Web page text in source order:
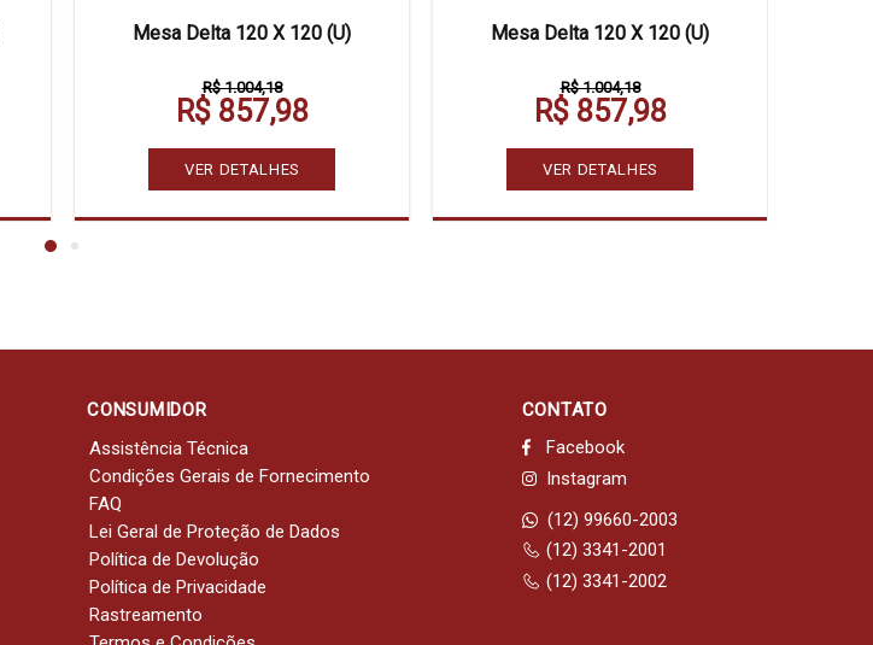
Mesa Delta 120 X 120 (U)
R$ 1.004,18
R$ 857,98
VER DETALHES
Mesa Delta 120 X 120 (U)
R$ 1.004,18
R$ 857,98
VER DETALHES
CONSUMIDOR
Assistência Técnica
Condições Gerais de Fornecimento
FAQ
Lei Geral de Proteção de Dados
Política de Devolução
Política de Privacidade
Rastreamento
CONTATO
Facebook
Instagram
(12) 99660-2003
(12) 3341-2001
(12) 3341-2002